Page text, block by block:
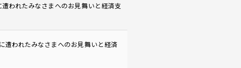
遭われたみなさまへのお見舞いと経済支
遭われたみなさまへのお見舞いと経済